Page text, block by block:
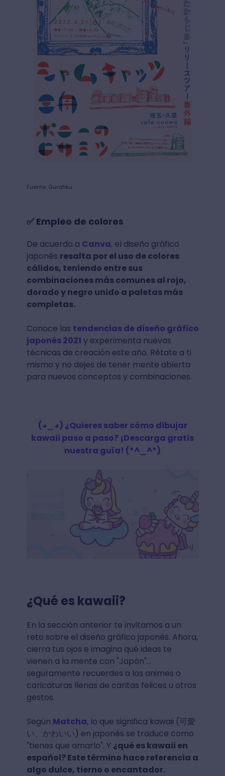
Fuente: Gurafiku
✅ Empleo de colores
De acuerdo a Canva, el diseño gráfico
japonés resalta por el uso de colores
cálidos, teniendo entre sus
combinaciones más comunes al rojo,
dorado y negro unido a paletas más
completas.
Conoce las tendencias de diseño gráfico
japonés 2021 y experimenta nuevas
técnicas de creación este año. Rétate a ti
mismo y no dejes de tener mente abierta
para nuevos conceptos y combinaciones.
(◕‿◕) ¿Quieres saber cómo dibujar
kawaii paso a paso? ¡Descarga gratis
nuestra guía! (*^‿^*)
¿Qué es kawaii?
En la sección anterior te invitamos a un
reto sobre el diseño gráfico japonés. Ahora,
cierra tus ojos e imagina qué ideas te
vienen a la mente con "Japón"...
seguramente recuerdes a los animes o
caricaturas llenas de caritas felices u otros
gestos.
Según Matcha, lo que significa kawaii (可愛
い、かわいい) en japonés se traduce como
"tienes que amarlo". Y ¿qué es kawaii en
español? Este término hace referencia a
algo dulce, tierno o encantador.